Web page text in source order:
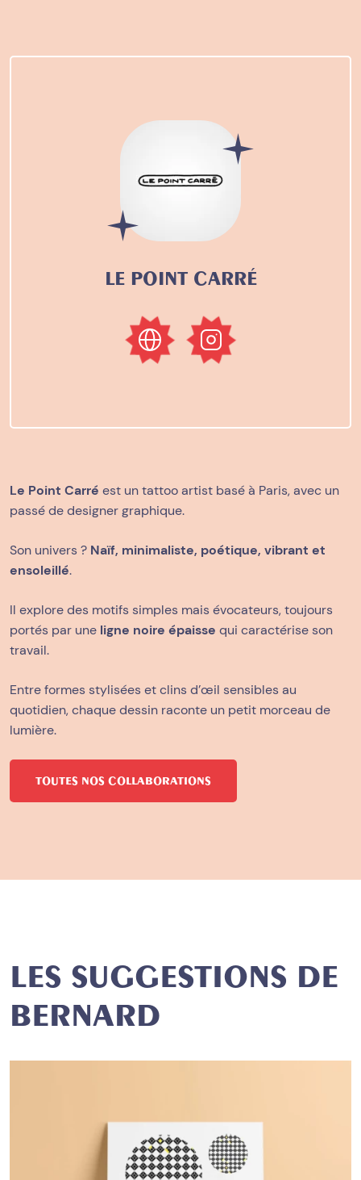
LE POINT CARRÉ
Le Point Carré est un tattoo artist basé à Paris, avec un
passé de designer graphique.
Son univers ? Naïf, minimaliste, poétique, vibrant et
ensoleillé.
Il explore des motifs simples mais évocateurs, toujours
portés par une ligne noire épaisse qui caractérise son
travail.
Entre formes stylisées et clins d’œil sensibles au
quotidien, chaque dessin raconte un petit morceau de
lumière.
TOUTES NOS COLLABORATIONS
LES SUGGESTIONS DE
BERNARD